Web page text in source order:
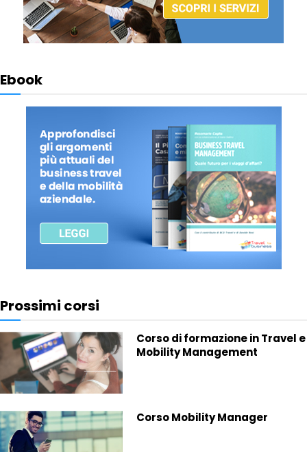
Ebook
Prossimi corsi
Corso di formazione in Travel e
Mobility Management
Corso Mobility Manager